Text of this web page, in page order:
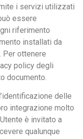
i servizi utilizzati
essere
riferimento
installati da
Per ottenere
policy degli
documento.
delle
integrazione molto
è invitato a
qualunque